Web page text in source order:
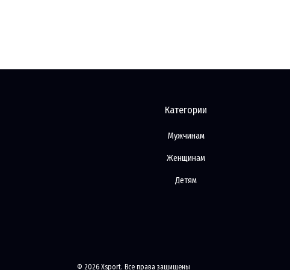
Категории
Мужчинам
Женщинам
Детям
© 2026 Xsport. Все права защищены